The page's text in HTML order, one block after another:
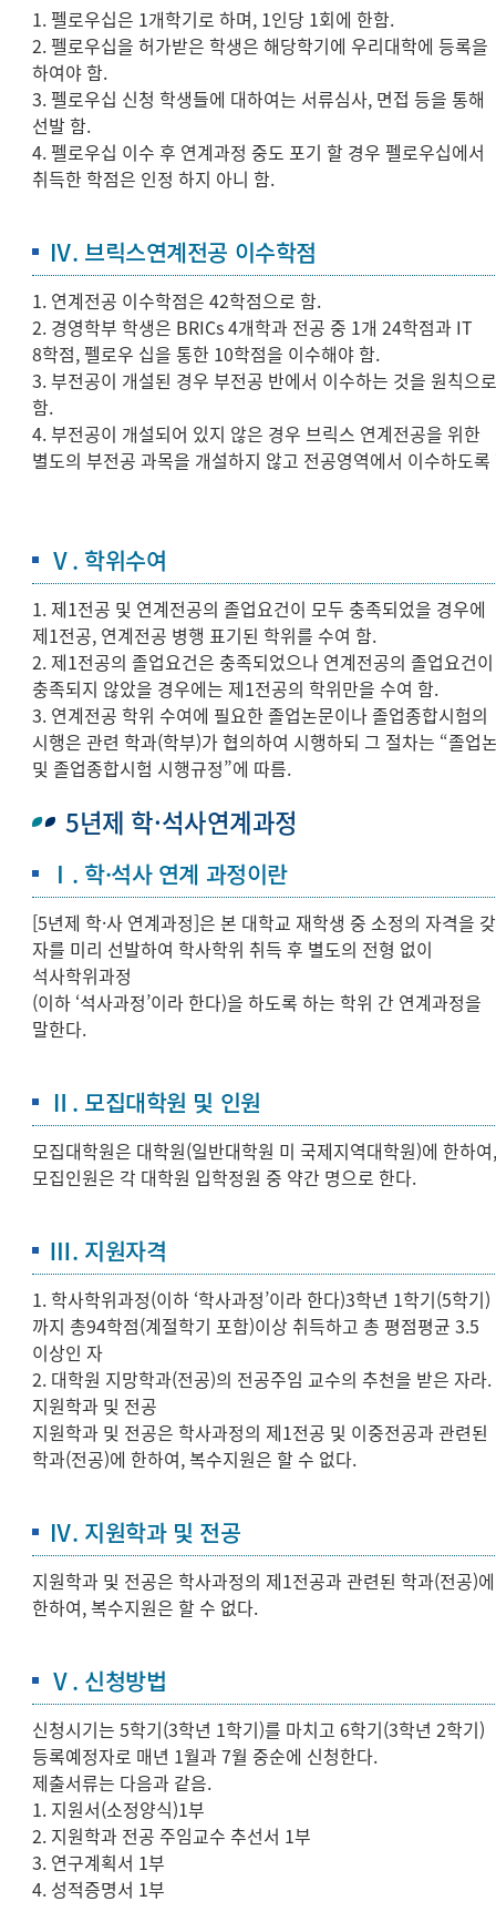
1. 펠로우십은 1개학기로 하며, 1인당 1회에 한함.
2. 펠로우십을 허가받은 학생은 해당학기에 우리대학에 등록을
하여야 함.
3. 펠로우십 신청 학생들에 대하여는 서류심사, 면접 등을 통해
선발 함.
4. 펠로우십 이수 후 연계과정 중도 포기 할 경우 펠로우십에서
취득한 학점은 인정 하지 아니 함.
Ⅳ. 브릭스연계전공 이수학점
1. 연계전공 이수학점은 42학점으로 함.
2. 경영학부 학생은 BRICs 4개학과 전공 중 1개 24학점과 IT
8학점, 펠로우 십을 통한 10학점을 이수해야 함.
3. 부전공이 개설된 경우 부전공 반에서 이수하는 것을 원칙으
함.
4. 부전공이 개설되어 있지 않은 경우 브릭스 연계전공을 위한
별도의 부전공 과목을 개설하지 않고 전공영역에서 이수하도록
Ⅴ. 학위수여
1. 제1전공 및 연계전공의 졸업요건이 모두 충족되었을 경우에
제1전공, 연계전공 병행 표기된 학위를 수여 함.
2. 제1전공의 졸업요건은 충족되었으나 연계전공의 졸업요건이
충족되지 않았을 경우에는 제1전공의 학위만을 수여 함.
3. 연계전공 학위 수여에 필요한 졸업논문이나 졸업종합시험의
시행은 관련 학과(학부)가 협의하여 시행하되 그 절차는 “졸업
및 졸업종합시험 시행규정”에 따름.
5년제 학·석사연계과정
Ⅰ. 학·석사 연계 과정이란
[5년제 학·사 연계과정]은 본 대학교 재학생 중 소정의 자격을
자를 미리 선발하여 학사학위 취득 후 별도의 전형 없이
석사학위과정
(이하 ‘석사과정’이라 한다)을 하도록 하는 학위 간 연계과정을
말한다.
Ⅱ. 모집대학원 및 인원
모집대학원은 대학원(일반대학원 미 국제지역대학원)에 한하
모집인원은 각 대학원 입학정원 중 약간 명으로 한다.
Ⅲ. 지원자격
1. 학사학위과정(이하 ‘학사과정’이라 한다)3학년 1학기(5학기)
까지 총94학점(계절학기 포함)이상 취득하고 총 평점평균 3.5
이상인 자
2. 대학원 지망학과(전공)의 전공주임 교수의 추천을 받은 자라.
지원학과 및 전공
지원학과 및 전공은 학사과정의 제1전공 및 이중전공과 관련된
학과(전공)에 한하여, 복수지원은 할 수 없다.
Ⅳ. 지원학과 및 전공
지원학과 및 전공은 학사과정의 제1전공과 관련된 학과(전공)에
한하여, 복수지원은 할 수 없다.
Ⅴ. 신청방법
신청시기는 5학기(3학년 1학기)를 마치고 6학기(3학년 2학기)
등록예정자로 매년 1월과 7월 중순에 신청한다.
제출서류는 다음과 같음.
1. 지원서(소정양식)1부
2. 지원학과 전공 주임교수 추선서 1부
3. 연구계획서 1부
4. 성적증명서 1부